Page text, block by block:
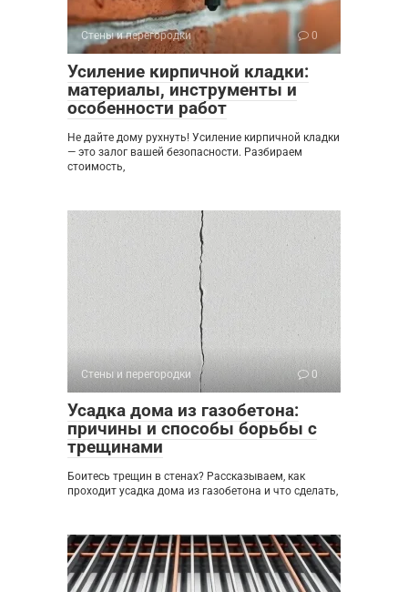
Стены и перегородки 0
Усиление кирпичной кладки:
материалы, инструменты и
особенности работ
Не дайте дому рухнуть! Усиление кирпичной кладки
— это залог вашей безопасности. Разбираем
стоимость,
Стены и перегородки 0
Усадка дома из газобетона:
причины и способы борьбы с
трещинами
Боитесь трещин в стенах? Рассказываем, как
проходит усадка дома из газобетона и что сделать,